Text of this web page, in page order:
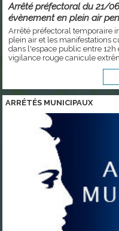
Arrêté préfectoral du 21/
évènement en plein air
Arrêté préfectoral temporaire
plein air et les manifestations
dans l'espace public entre
vigilance rouge canicule
ARRÉTÉS MUNICIPAUX